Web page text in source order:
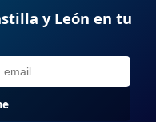
y León en tu